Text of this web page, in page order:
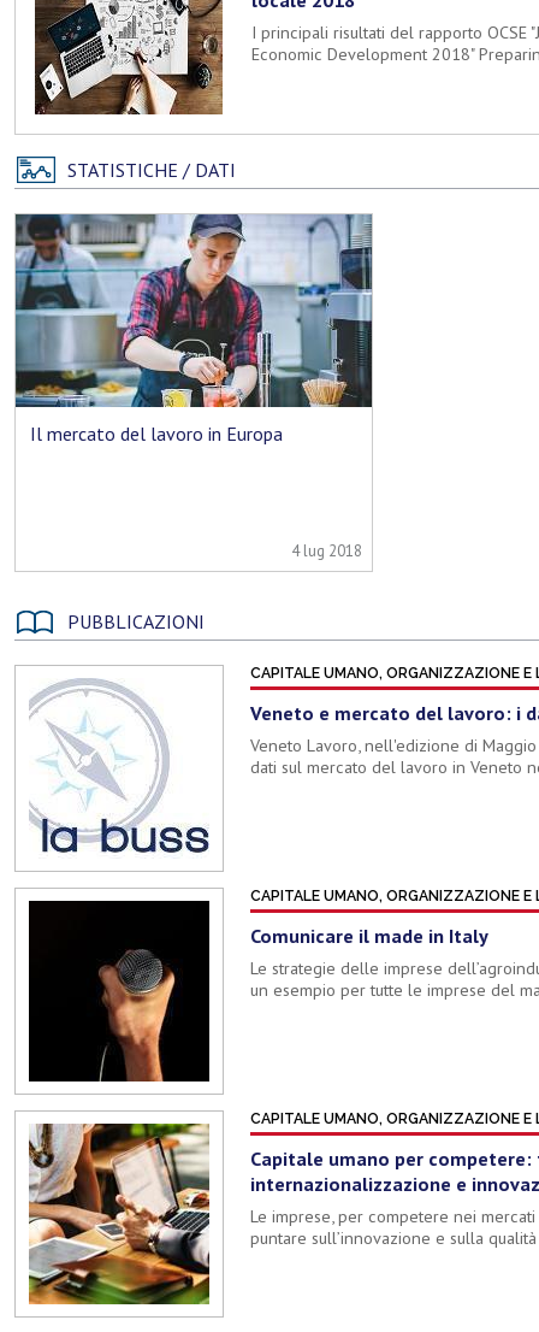
I principali risultati del rapporto OCSE
Economic Development 2018"
STATISTICHE / DATI
Il mercato del lavoro in Europa
4 lug 2018
PUBBLICAZIONI
CAPITALE UMANO, ORGANIZZAZIONE E
Veneto e mercato del lavoro: i
Veneto Lavoro, nell'edizione di Maggio
dati sul mercato del lavoro in Veneto
CAPITALE UMANO, ORGANIZZAZIONE E
Comunicare il made in Italy
Le strategie delle imprese
un esempio per tutte le imprese del
CAPITALE UMANO, ORGANIZZAZIONE E
Capitale umano per competere:
internazionalizzazione e
Le imprese, per competere nei
puntare sull’innovazione e sulla